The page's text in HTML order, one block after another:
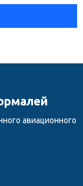
авиационного